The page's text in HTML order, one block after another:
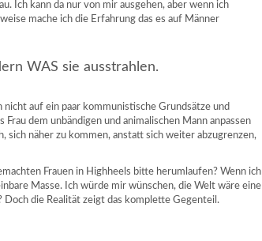
Ich kann da nur von mir ausgehen, aber wenn ich
mache ich die Erfahrung das es auf Männer
WAS sie ausstrahlen.
auf ein paar kommunistische Grundsätze und
dem unbändigen und animalischen Mann anpassen
sich näher zu kommen, anstatt sich weiter abzugrenzen,
Frauen in Highheels bitte herumlaufen? Wenn ich
Masse. Ich würde mir wünschen, die Welt wäre eine
die Realität zeigt das komplette Gegenteil.